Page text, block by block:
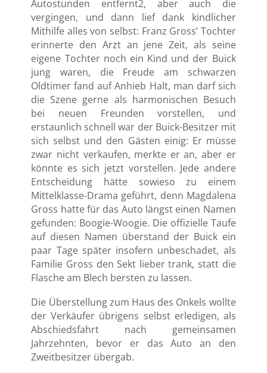
Autostunden entfernt2, aber auch die
vergingen, und dann lief dank kindlicher
Mithilfe alles von selbst: Franz Gross’ Tochter
erinnerte den Arzt an jene Zeit, als seine
eigene Tochter noch ein Kind und der Buick
jung waren, die Freude am schwarzen
Oldtimer fand auf Anhieb Halt, man darf sich
die Szene gerne als harmonischen Besuch
bei neuen Freunden vorstellen, und
erstaunlich schnell war der Buick-Besitzer mit
sich selbst und den Gästen einig: Er müsse
zwar nicht verkaufen, merkte er an, aber er
könnte es sich jetzt vorstellen. Jede andere
Entscheidung hätte sowieso zu einem
Mittelklasse-Drama geführt, denn Magdalena
Gross hatte für das Auto längst einen Namen
gefunden: Boogie-Woogie. Die offizielle Taufe
auf diesen Namen überstand der Buick ein
paar Tage später insofern unbeschadet, als
Familie Gross den Sekt lieber trank, statt die
Flasche am Blech bersten zu lassen.
Die Überstellung zum Haus des Onkels wollte
der Verkäufer übrigens selbst erledigen, als
Abschiedsfahrt nach gemeinsamen
Jahrzehnten, bevor er das Auto an den
Zweitbesitzer übergab.